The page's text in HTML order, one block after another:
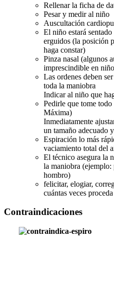
Rellenar la ficha de
Pesar y medir al niño
Auscultación
El niño estará
erguidos (la posición
haga constar)
Pinza nasal (algunos
imprescindible en
Las ordenes deben
toda la maniobra
Indicar al niño que
Pedirle que tome
Máxima)
Inmediatamente
un tamaño adecuado
Espiración lo más
vaciamiento total del
El técnico asegura la
la maniobra (ejemplo:
hombro)
felicitar, elogiar,
cuántas veces proceda
Contraindicaciones